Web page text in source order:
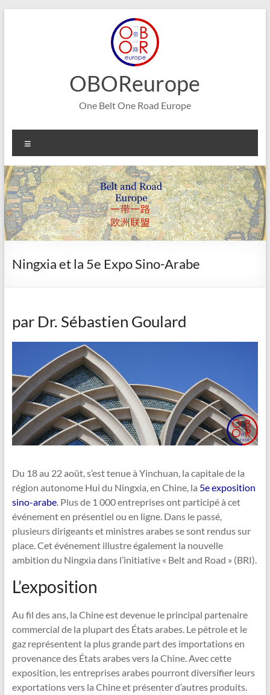
OBOReurope
One Belt One Road Europe
Ningxia et la 5e Expo Sino-Arabe
par Dr. Sébastien Goulard
Du 18 au 22 août, s’est tenue à Yinchuan, la capitale de la
région autonome Hui du Ningxia, en Chine, la 5e exposition
sino-arabe. Plus de 1 000 entreprises ont participé à cet
événement en présentiel ou en ligne. Dans le passé,
plusieurs dirigeants et ministres arabes se sont rendus sur
place. Cet événement illustre également la nouvelle
ambition du Ningxia dans l’initiative « Belt and Road » (BRI).
L’exposition
Au fil des ans, la Chine est devenue le principal partenaire
commercial de la plupart des États arabes. Le pétrole et le
gaz représentent la plus grande part des importations en
provenance des États arabes vers la Chine. Avec cette
exposition, les entreprises arabes pourront diversifier leurs
exportations vers la Chine et présenter d’autres produits.